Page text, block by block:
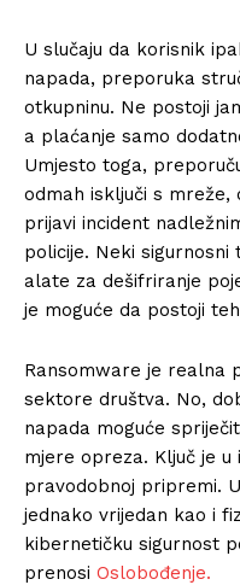
U slučaju da korisnik
napada, preporuka
otkupninu. Ne postoji
a plaćanje samo
Umjesto toga,
odmah isključi s
prijavi incident
policije. Neki sigurnosni
alate za dešifriranje
je moguće da postoji
Ransomware je realna
sektore društva. No,
napada moguće
mjere opreza. Ključ je
pravodobnoj pripremi.
jednako vrijedan kao i
kibernetičku sigurnost
prenosi Oslobođenje.